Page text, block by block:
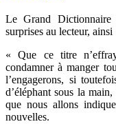
Le Grand Dictionnaire
surprises au lecteur, ainsi
« Que ce titre
condamner à manger
l’engagerons, si
d’éléphant sous la
que nous allons
nouvelles.